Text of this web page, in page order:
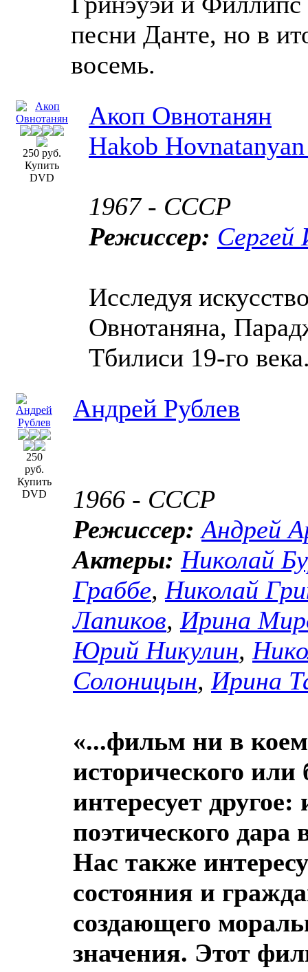
песни Данте, но в
восемь.
250 руб.
Купить
DVD
Акоп Овнотанян
Hakob
1967 - СССР
Режиссер:
Исследуя
Овнотаняна,
Тбилиси 19-го
250
руб.
Купить
DVD
Андрей Рублев
1966 - СССР
Режиссер: Андрей
Актеры: Николай
Граббе, Николай
Лапиков, Ирина
Юрий Никулин,
Солоницын, Ирина
«...фильм ни в коем
исторического
интересует другое:
поэтического дара
Нас также
состояния и
создающего
значения. Этот